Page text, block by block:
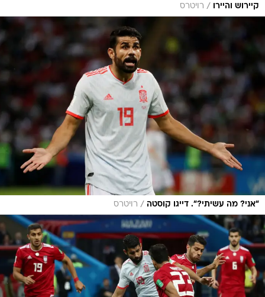
קיירוש והיירו / רויטרס
"אני? מה עשיתי?". דייגו קוסטה / רויטרס